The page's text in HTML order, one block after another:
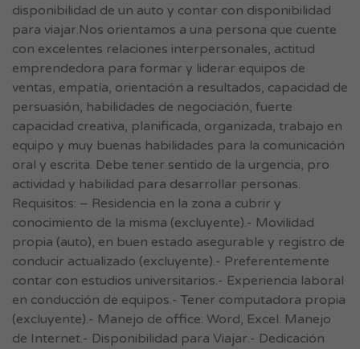
disponibilidad de un auto y contar con disponibilidad
para viajar.Nos orientamos a una persona que cuente
con excelentes relaciones interpersonales, actitud
emprendedora para formar y liderar equipos de
ventas, empatía, orientación a resultados, capacidad de
persuasión, habilidades de negociación, fuerte
capacidad creativa, planificada, organizada, trabajo en
equipo y muy buenas habilidades para la comunicación
oral y escrita. Debe tener sentido de la urgencia, pro
actividad y habilidad para desarrollar personas.
Requisitos: – Residencia en la zona a cubrir y
conocimiento de la misma (excluyente).- Movilidad
propia (auto), en buen estado asegurable y registro de
conducir actualizado (excluyente).- Preferentemente
contar con estudios universitarios.- Experiencia laboral
en conducción de equipos.- Tener computadora propia
(excluyente).- Manejo de office: Word, Excel. Manejo
de Internet.- Disponibilidad para Viajar.- Dedicación